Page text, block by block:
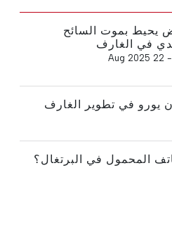
يحيط بموت السائح
في الغارف
22 Aug 2025
المحمول في البرتغال؟